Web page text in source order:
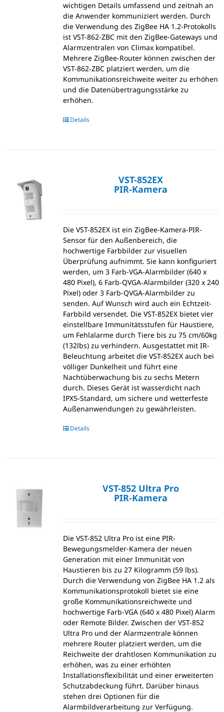
wichtigen Details umfassend und zeitnah an
die Anwender kommuniziert werden. Durch
die Verwendung des ZigBee HA 1.2-Protokolls
ist VST-862-ZBC mit den ZigBee-Gateways und
Alarmzentralen von Climax kompatibel.
Mehrere ZigBee-Router können zwischen der
VST-862-ZBC platziert werden, um die
Kommunikationsreichweite weiter zu erhöhen
und die Datenübertragungsstärke zu
erhöhen.
Details
VST-852EX
PIR-Kamera
Die VST-852EX ist ein ZigBee-Kamera-PIR-
Sensor für den Außenbereich, die
hochwertige Farbbilder zur visuellen
Überprüfung aufnimmt. Sie kann konfiguriert
werden, um 3 Farb-VGA-Alarmbilder (640 x
480 Pixel), 6 Farb-QVGA-Alarmbilder (320 x 240
Pixel) oder 3 Farb-QVGA-Alarmbilder zu
senden. Auf Wunsch wird auch ein Echtzeit-
Farbbild versendet. Die VST-852EX bietet vier
einstellbare Immunitätsstufen für Haustiere,
um Fehlalarme durch Tiere bis zu 75 cm/60kg
(132lbs) zu verhindern. Ausgestattet mit IR-
Beleuchtung arbeitet die VST-852EX auch bei
völliger Dunkelheit und führt eine
Nachtüberwachung bis zu sechs Metern
durch. Dieses Gerät ist wasserdicht nach
IPX5-Standard, um sichere und wetterfeste
Außenanwendungen zu gewährleisten.
Details
VST-852 Ultra Pro
PIR-Kamera
Die VST-852 Ultra Pro ist eine PIR-
Bewegungsmelder-Kamera der neuen
Generation mit einer Immunität von
Haustieren bis zu 27 Kilogramm (59 lbs).
Durch die Verwendung von ZigBee HA 1.2 als
Kommunikationsprotokoll bietet sie eine
große Kommunikationsreichweite und
hochwertige Farb-VGA (640 x 480 Pixel) Alarm
oder Remote Bilder. Zwischen der VST-852
Ultra Pro und der Alarmzentrale können
mehrere Router platziert werden, um die
Reichweite der drahtlosen Kommunikation zu
erhöhen, was zu einer erhöhten
Installationsflexibilität und einer erweiterten
Schutzabdeckung führt. Darüber hinaus
stehen drei Optionen für die
Alarmbildverarbeitung zur Verfügung.